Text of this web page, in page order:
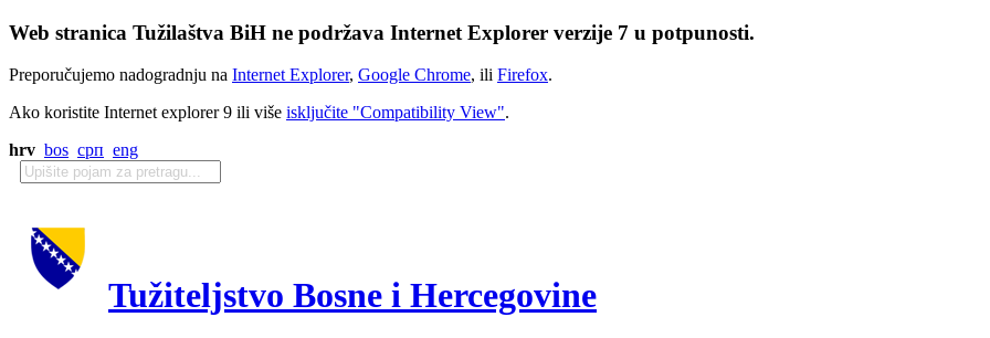
Web stranica Tužilaštva BiH ne podržava Internet Explorer verzije 7 u potpunosti.
Preporučujemo nadogradnju na Internet Explorer, Google Chrome, ili Firefox.
Ako koristite Internet explorer 9 ili više isključite "Compatibility View".
hrv bos срп eng
Tužiteljstvo Bosne i Hercegovine